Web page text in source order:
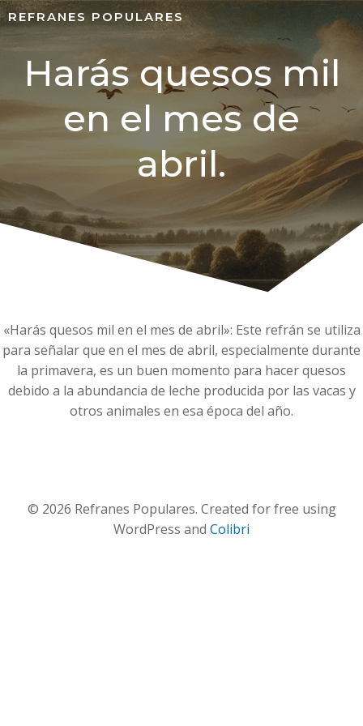
REFRANES POPULARES
Harás quesos mil
en el mes de
abril.
«Harás quesos mil en el mes de abril»: Este refrán se utiliza
para señalar que en el mes de abril, especialmente durante
la primavera, es un buen momento para hacer quesos
debido a la abundancia de leche producida por las vacas y
otros animales en esa época del año.
© 2026 Refranes Populares. Created for free using
WordPress and Colibri